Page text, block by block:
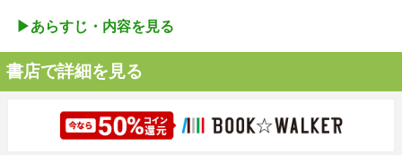
▶︎あらすじ・内容を見る
書店で詳細を見る